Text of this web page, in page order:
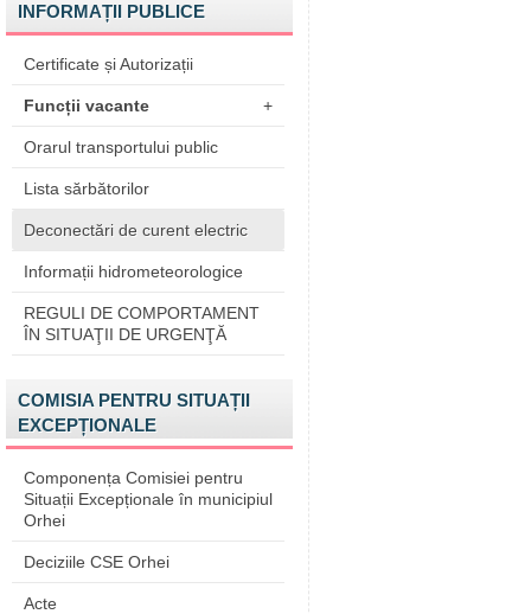
INFORMAȚII PUBLICE
Certificate și Autorizații
Funcții vacante +
Orarul transportului public
Lista sărbătorilor
Deconectări de curent electric
Informații hidrometeorologice
REGULI DE COMPORTAMENT
ÎN SITUAŢII DE URGENŢĂ
COMISIA PENTRU SITUAȚII
EXCEPȚIONALE
Componența Comisiei pentru
Situații Excepționale în municipiul
Orhei
Deciziile CSE Orhei
Acte